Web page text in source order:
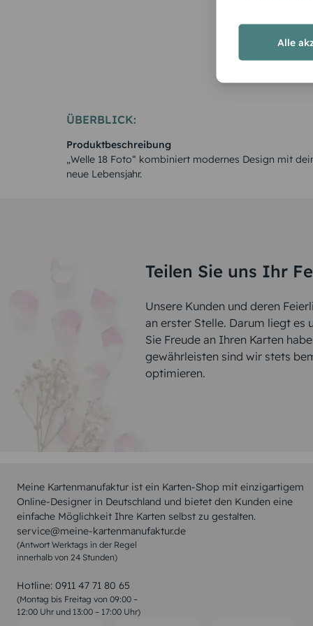
ÜBERBLICK:
Produktbeschreibung
„Welle 18 Foto“ kombiniert modernes Design mit
neue Lebensjahr.
Teilen Sie uns Ihr
Unsere Kunden und deren
an erster Stelle. Darum liegt es
Sie Freude an Ihren Karten
gewährleisten sind wir stets
optimieren.
Meine Kartenmanufaktur ist ein Karten-Shop mit einzigartigem
Online-Designer in Deutschland und bietet den Kunden eine
einfache Möglichkeit Ihre Karten selbst zu gestalten.
service@meine-kartenmanufaktur.de
(Antwort Werktags in der Regel
innerhalb von 24 Stunden)
Hotline: 0911 47 71 80 65
(Montag bis Freitag von 09:00 –
12:00 Uhr und 13:00 – 17:00 Uhr)
Alle